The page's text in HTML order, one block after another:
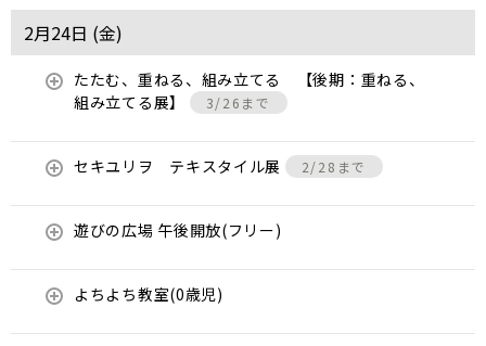
2月24日 (金)
たたむ、重ねる、組み立てる 【後期：重ねる、
組み立てる展】
3/26まで
セキユリヲ テキスタイル展 2/28まで
遊びの広場 午後開放(フリー)
よちよち教室(0歳児)